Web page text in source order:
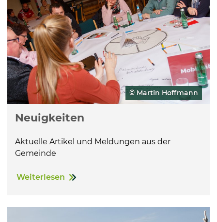
© Martin Hoffmann
Neuigkeiten
Aktuelle Artikel und Meldungen aus der
Gemeinde
Weiterlesen